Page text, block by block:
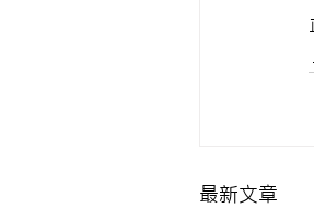
最新文章